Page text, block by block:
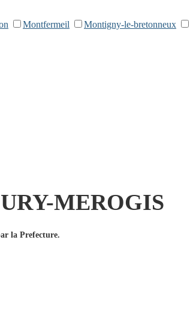
Montfermeil Montigny-le-bretonneux
MEROGIS
la Prefecture.